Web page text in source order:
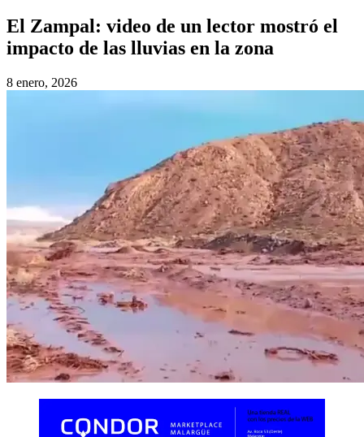
El Zampal: video de un lector mostró el
impacto de las lluvias en la zona
8 enero, 2026